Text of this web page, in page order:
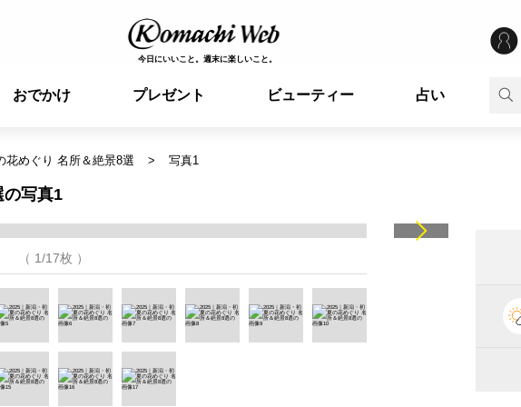
今日にいいこと。週末に楽しいこと。
おでかけ プレゼント ビューティー 占い
花めぐり 名所＆絶景8選 写真1
の写真1
（ 1/17枚 ）